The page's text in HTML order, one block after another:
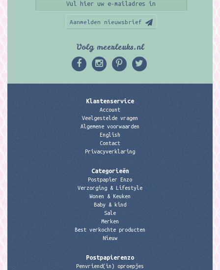
Aanmelden nieuwsbrief
Volg meerleuks.nl
Klantenservice
Account
Veelgestelde vragen
Algemene voorwaarden
English
Contact
Privacyverklaring
Categorieën
Postpapier Enzo
Verzorging & Lifestyle
Wonen & Keuken
Baby & kind
Sale
Merken
Best verkochte producten
Nieuw
Postpapierenzo
Penvriend(in) oproepjes